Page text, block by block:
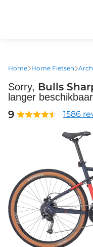
gaan
Home Home Fietsen
Sorry, Bulls
langer
9 1586